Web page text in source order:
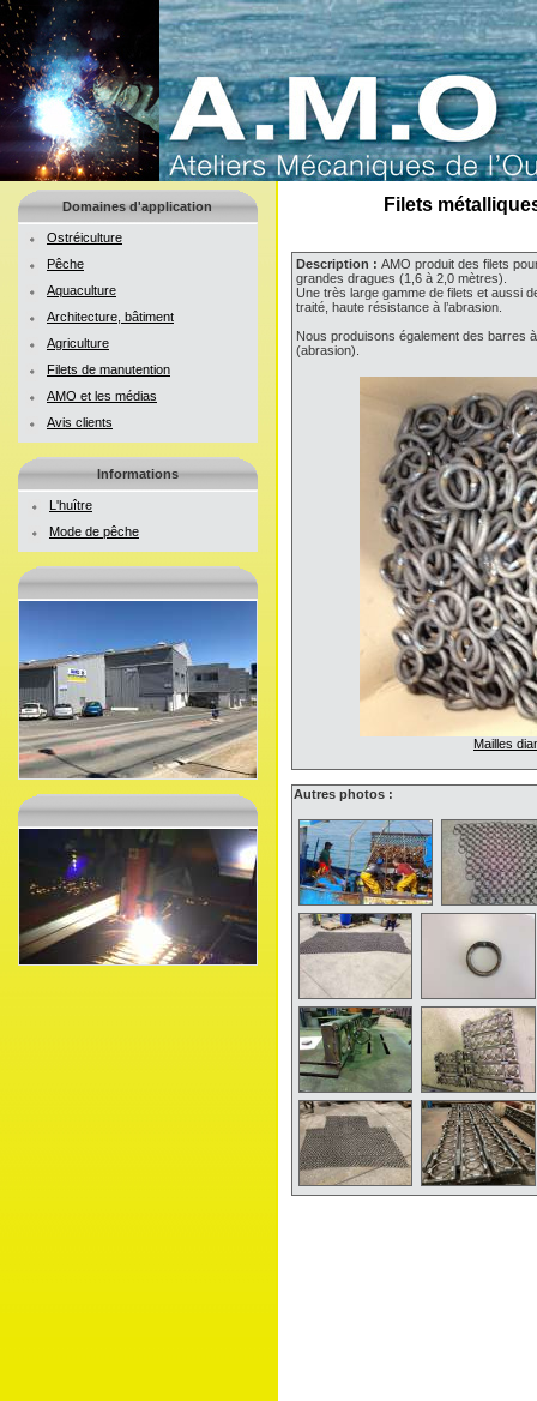
Domaines d'application
Ostréiculture
Pêche
Aquaculture
Architecture, bâtiment
Agriculture
Filets de manutention
AMO et les médias
Avis clients
Informations
L'huître
Mode de pêche
Filets
Description : AMO produit des filets
grandes dragues (1,6 à 2,0 mètres).
Une très large gamme de filets et aussi
traité, haute résistance à l’abrasion.
Nous produisons également des barres
(abrasion).
Mailles
Autres photos :